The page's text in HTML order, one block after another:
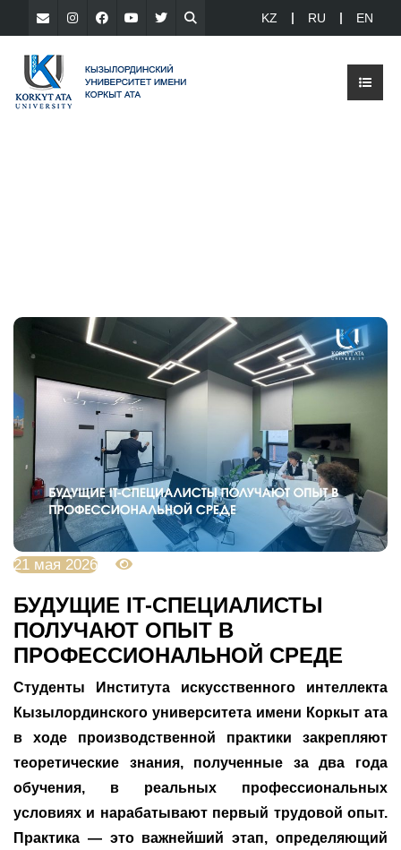
KZ RU EN
21 мая 2026
БУДУЩИЕ IT-СПЕЦИАЛИСТЫ
ПОЛУЧАЮТ ОПЫТ В
ПРОФЕССИОНАЛЬНОЙ СРЕДЕ
Студенты Института искусственного интеллекта
Кызылординского университета имени Коркыт ата
в ходе производственной практики закрепляют
теоретические знания, полученные за два года
обучения, в реальных профессиональных
условиях и нарабатывают первый трудовой опыт.
Практика — это важнейший этап, определяющий